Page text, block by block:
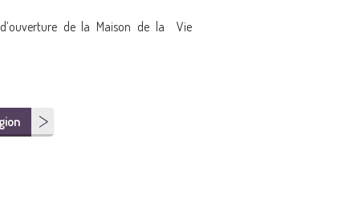
de la Maison de la Vie